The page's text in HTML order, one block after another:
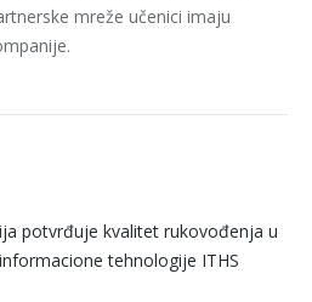
mreže učenici imaju
potvrđuje kvalitet rukovođenja u
tehnologije ITHS